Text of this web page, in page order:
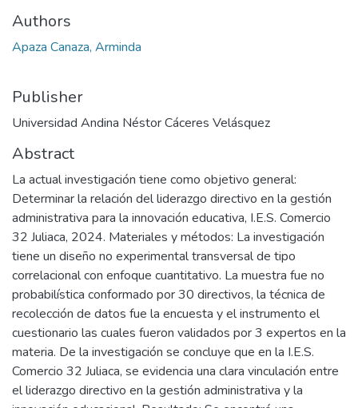
Authors
Apaza Canaza, Arminda
Publisher
Universidad Andina Néstor Cáceres Velásquez
Abstract
La actual investigación tiene como objetivo general:
Determinar la relación del liderazgo directivo en la gestión
administrativa para la innovación educativa, I.E.S. Comercio
32 Juliaca, 2024. Materiales y métodos: La investigación
tiene un diseño no experimental transversal de tipo
correlacional con enfoque cuantitativo. La muestra fue no
probabilística conformado por 30 directivos, la técnica de
recolección de datos fue la encuesta y el instrumento el
cuestionario las cuales fueron validados por 3 expertos en la
materia. De la investigación se concluye que en la I.E.S.
Comercio 32 Juliaca, se evidencia una clara vinculación entre
el liderazgo directivo en la gestión administrativa y la